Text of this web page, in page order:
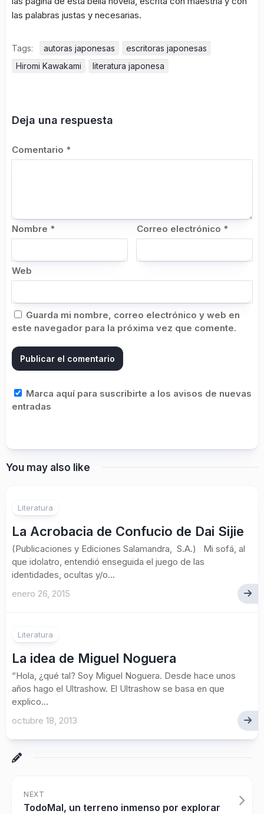
las palabras justas y necesarias.
Tags: autoras japonesas
escritoras japonesas
Hiromi Kawakami
literatura japonesa
Deja una respuesta
Comentario *
Nombre * Correo electrónico *
Web
Guarda mi nombre, correo electrónico y web en
este navegador para la próxima vez que comente.
Marca aquí para suscribirte a los avisos de nuevas
entradas
You may also like
Literatura
La Acrobacia de Confucio de Dai Sijie
(Publicaciones y Ediciones Salamandra, S.A.) Mi sofá, al
que idolatro, entendió enseguida el juego de las
identidades, ocultas y/o...
enero 26, 2015
Literatura
La idea de Miguel Noguera
“Hola, ¿qué tal? Soy Miguel Noguera. Desde hace unos
años hago el Ultrashow. El Ultrashow se basa en que
explico...
octubre 18, 2013
NEXT
TodoMal, un terreno inmenso por explorar